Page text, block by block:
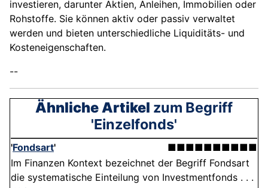
investieren, darunter Aktien, Anleihen, Immobilien oder
Rohstoffe. Sie können aktiv oder passiv verwaltet
werden und bieten unterschiedliche Liquiditäts- und
Kosteneigenschaften.
--
Ähnliche Artikel zum Begriff
'Einzelfonds'
'Fondsart'
■■■■■■■■■■
Im Finanzen Kontext bezeichnet der Begriff Fondsart
die systematische Einteilung von Investmentfonds . . .